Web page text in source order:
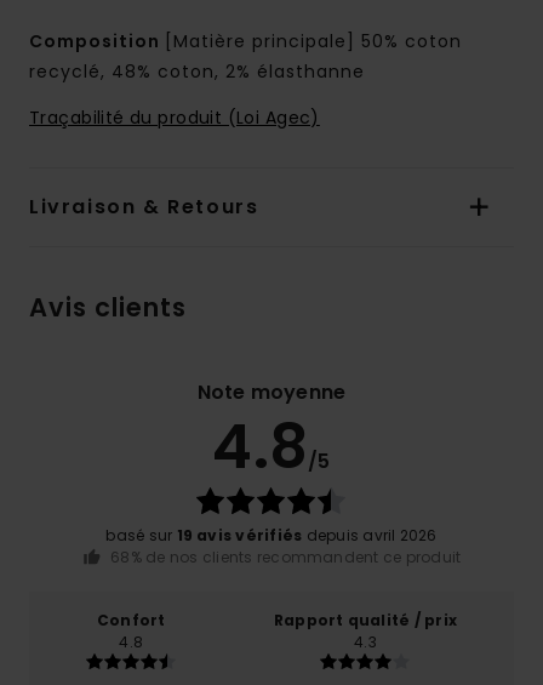
Composition
[Matière principale] 50% coton
recyclé, 48% coton, 2% élasthanne
Traçabilité du produit (Loi Agec)
Livraison & Retours
Avis clients
Note moyenne
4.8/5
basé sur 19 avis vérifiés depuis avril 2026
68% de nos clients recommandent ce produit
Confort
4.8
Rapport qualité / prix
4.3